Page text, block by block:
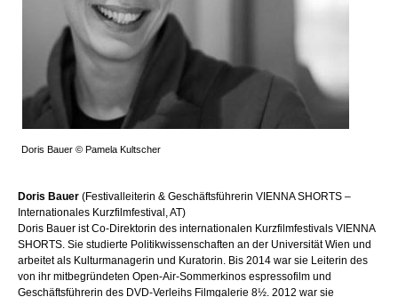
Doris Bauer © Pamela Kultscher
Doris Bauer (Festivalleiterin & Geschäftsführerin VIENNA SHORTS –
Internationales Kurzfilmfestival, AT)
Doris Bauer ist Co-Direktorin des internationalen Kurzfilmfestivals VIENNA
SHORTS. Sie studierte Politikwissenschaften an der Universität Wien und
arbeitet als Kulturmanagerin und Kuratorin. Bis 2014 war sie Leiterin des
von ihr mitbegründeten Open-Air-Sommerkinos espressofilm und
Geschäftsführerin des DVD-Verleihs Filmgalerie 8½. 2012 war sie